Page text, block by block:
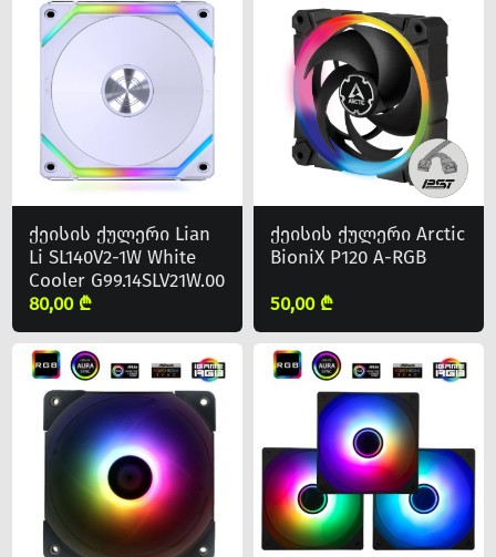
ქეისის ქულერი Lian
Li SL140V2-1W White
Cooler G99.14SLV21W.00
80,00 ₾
ქეისის ქულერი Arctic
BioniX P120 A-RGB
50,00 ₾